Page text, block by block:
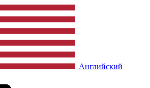
Английский